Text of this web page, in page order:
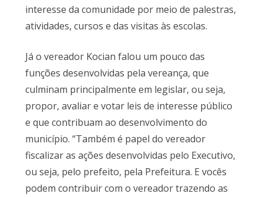
interesse da comunidade por meio de palestras,
atividades, cursos e das visitas às escolas.
Já o vereador Kocian falou um pouco das
funções desenvolvidas pela vereança, que
culminam principalmente em legislar, ou seja,
propor, avaliar e votar leis de interesse público
e que contribuam ao desenvolvimento do
município. “Também é papel do vereador
fiscalizar as ações desenvolvidas pelo Executivo,
ou seja, pelo prefeito, pela Prefeitura. E vocês
podem contribuir com o vereador trazendo as